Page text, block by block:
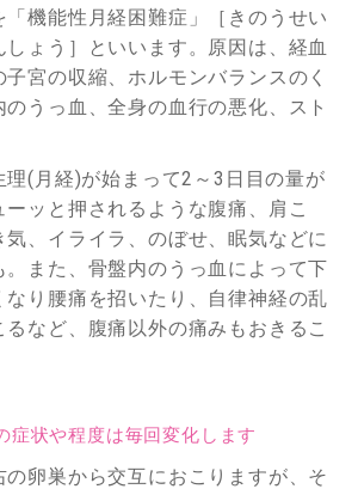
機能性月経困難症」［きのうせい
ょう］といいます。原因は、経血
宮の収縮、ホルモンバランスのく
うっ血、全身の血行の悪化、スト
理(月経)が始まって2～3日目の量が
ッと押されるような腹痛、肩こ
気、イライラ、のぼせ、眠気などに
また、骨盤内のうっ血によって下
り腰痛を招いたり、自律神経の乱
など、腹痛以外の痛みもおきるこ
症状や程度は毎回変化します
卵巣から交互におこりますが、そ